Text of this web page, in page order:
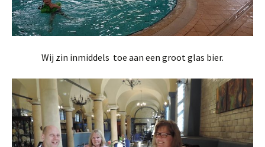
Wij zin inmiddels toe aan een groot glas bier.